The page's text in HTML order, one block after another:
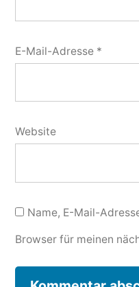
E-Mail-Adresse *
Website
Name, E-Mail-
Browser für meinen